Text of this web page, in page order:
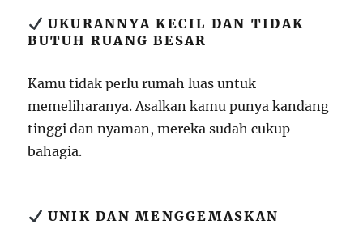
UKURANNYA KECIL DAN TIDAK
BUTUH RUANG BESAR
Kamu tidak perlu rumah luas untuk
memeliharanya. Asalkan kamu punya kandang
tinggi dan nyaman, mereka sudah cukup
bahagia.
UNIK DAN MENGGEMASKAN